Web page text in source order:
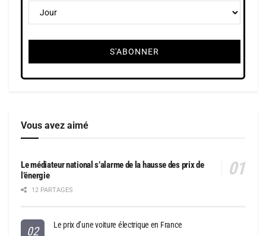
Vous avez aimé
Le médiateur national s’alarme de la hausse des prix de
l’énergie
12 PARTAGES
Le prix d’une voiture électrique en France